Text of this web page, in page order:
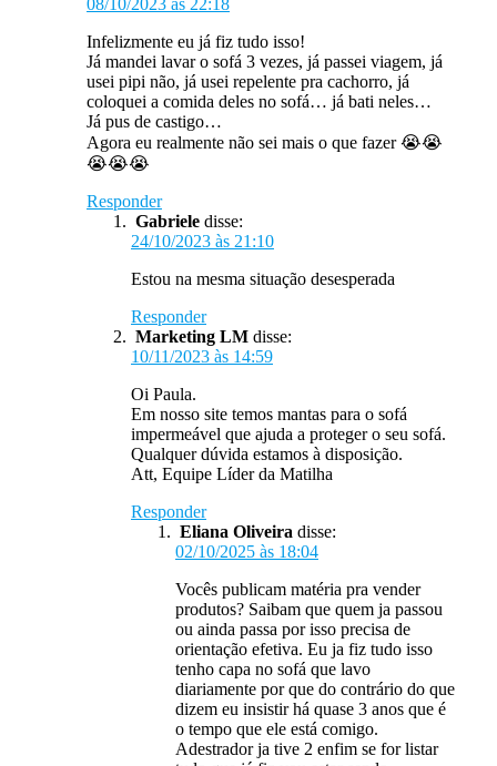
Infelizmente eu já fiz tudo isso!
Já mandei lavar o sofá 3 vezes, já passei viagem, já
usei pipi não, já usei repelente pra cachorro, já
coloquei a comida deles no sofá… já bati neles…
Já pus de castigo…
Agora eu realmente não sei mais o que fazer 😭😭
😭😭😭
Responder
Gabriele disse:
24/10/2023 às 21:10
Estou na mesma situação desesperada
Responder
Marketing LM disse:
10/11/2023 às 14:59
Oi Paula.
Em nosso site temos mantas para o sofá
impermeável que ajuda a proteger o seu sofá.
Qualquer dúvida estamos à disposição.
Att, Equipe Líder da Matilha
Responder
Eliana Oliveira disse:
02/10/2025 às 18:04
Vocês publicam matéria pra vender
produtos? Saibam que quem ja passou
ou ainda passa por isso precisa de
orientação efetiva. Eu ja fiz tudo isso
tenho capa no sofá que lavo
diariamente por que do contrário do que
dizem eu insistir há quase 3 anos que é
o tempo que ele está comigo.
Adestrador ja tive 2 enfim se for listar